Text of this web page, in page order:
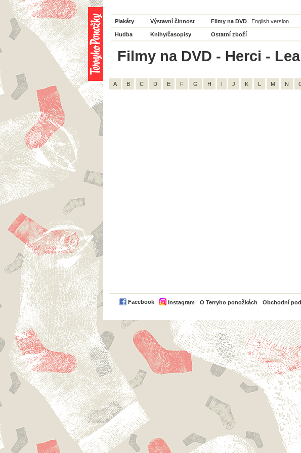
Plakáty Výstavní činnost Filmy na DVD English version
Hudba Knihy/časopisy Ostatní zboží
Filmy na DVD - Herci -
A B C D E F G H I J K L M N
Facebook Instagram O Terryho ponožkách Obchodní
PayPal